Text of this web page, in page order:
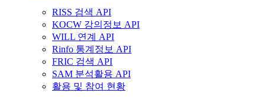
RISS 검색 API
KOCW 강의정보 API
WILL 연계 API
Rinfo 통계정보 API
FRIC 검색 API
SAM 분석활용 API
활용 및 참여 현황